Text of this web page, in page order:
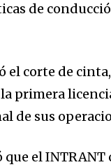
de
el corte de
primera
de sus
el